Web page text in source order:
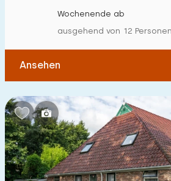
€ 0 — € 1000+
Schlafzimmern:
1 2 3 4 5
Badezimmer:
Wochenende ab
ausgehend von 12 Personen
Ansehen